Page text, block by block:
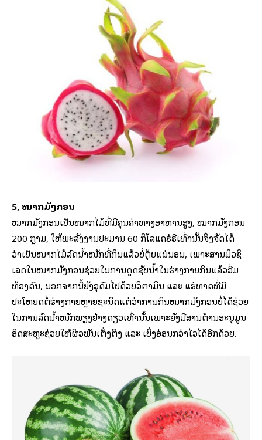
5, ໝາກມັງກອນ
ໝາກມັງກອນເປັນໝາກໄມ້ທີ່ມີຄຸນຄ່າທາງອາຫານສູງ, ໝາກມັງກອນ
200 ກຼາມ, ໃຫ້ພະລັງງານປະມານ 60 ກິໂລແຄຣໍຣີເທົ່ານັ້ນຈຶ່ງຈັດໄດ້
ວ່າເປັນໝາກໄມ້ລົດນ້ຳໜັກທີ່ກິນແລ້ວບໍ່ຕຸ້ຍແນ່ນອນ, ເພາະສານມິວຊິ
ເລດໃນໝາກມັງກອນຊ່ວຍໃນການດູດຊັບນ້ຳໃນຮ່າງກາຍກິນແລ້ວອີ່ມ
ທ້ອງດົນ, ນອກຈາກນີ້ຍັງອຸດົມໄປດ້ວຍວິຕາມິນ ແລະ ແຮ່ທາດທີ່ມີ
ປະໂຫຍດຕໍ່ຮ່າງກາຍຫຼາຍຊະນິດແຕ່ວ່າການກິນໝາກມັງກອນບໍ່ໄດ້ຊ່ວຍ
ໃນການລົດນ້ຳໜັກພຽງຢ່າງດຽວເທົ່ານັ້ນເພາະຍັງມີສານຕ້ານອະນຸມູນ
ອິດສະຫຼະຊ່ວຍໃຫ້ຜິວພັນເຕັ່ງຕຶງ ແລະ ເບິ່ງອ່ອນກວ່າໄວໄດ້ອີກດ້ວຍ.